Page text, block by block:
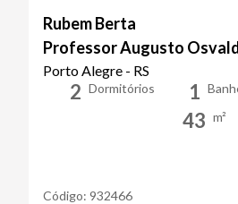
Rubem Berta
Professor Augusto
Porto Alegre - RS
2 Dormitórios 1
43 m²
Código: 932466